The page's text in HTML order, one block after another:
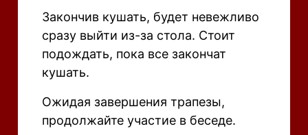
Закончив кушать, будет невежливо
сразу выйти из-за стола. Стоит
подождать, пока все закончат
кушать.
Ожидая завершения трапезы,
продолжайте участие в беседе.